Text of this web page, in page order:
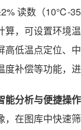
读数（10℃-
算，可设置环境
高低温点定位、
度补偿等功能，
能分析与便捷操作
，在图库中快速